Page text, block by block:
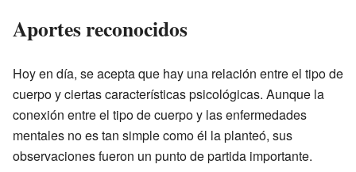
Aportes reconocidos
Hoy en día, se acepta que hay una relación entre el tipo de
cuerpo y ciertas características psicológicas. Aunque la
conexión entre el tipo de cuerpo y las enfermedades
mentales no es tan simple como él la planteó, sus
observaciones fueron un punto de partida importante.